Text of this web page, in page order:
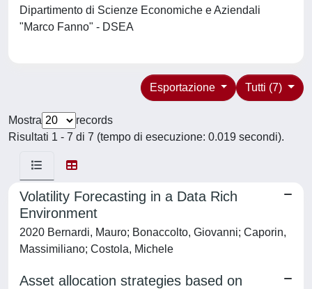
Dipartimento di Scienze Economiche e Aziendali
"Marco Fanno" - DSEA
Tutti (7)
Esportazione
Mostra
records
Risultati 1 - 7 di 7 (tempo di esecuzione: 0.019 secondi).
Volatility Forecasting in a Data Rich
Environment
2020 Bernardi, Mauro; Bonaccolto, Giovanni; Caporin,
Massimiliano; Costola, Michele
Asset allocation strategies based on